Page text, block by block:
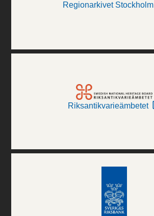
Regionarkivet Stockholm
Riksantikvarieämbetet